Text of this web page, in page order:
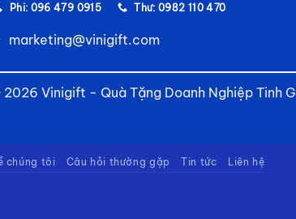
Phi: 096 479 0915 Thư: 0982 110 470
marketing@vinigift.com
2026 Vinigift - Quà Tặng Doanh Nghiệp Tinh
chúng tôi Câu hỏi thường gặp Tin tức Liên hệ